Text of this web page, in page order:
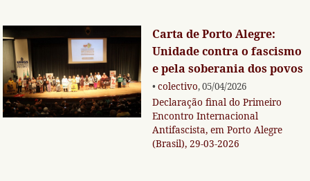
Carta de Porto Alegre:
Unidade contra o fascismo
e pela soberania dos povos
• colectivo, 05/04/2026
Declaração final do Primeiro
Encontro Internacional
Antifascista, em Porto Alegre
(Brasil), 29-03-2026